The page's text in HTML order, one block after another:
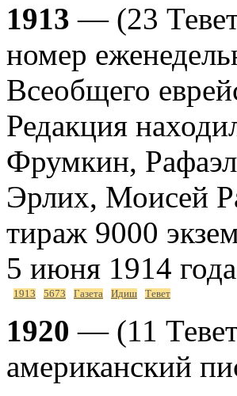
1913 — (23
номер
Всеобщего
Редакция
Фрумкин,
Эрлих, Моисей
тираж 9000
5 июня 1914
1913 5673 Газета Идиш Тевет
1920 — (11
американский